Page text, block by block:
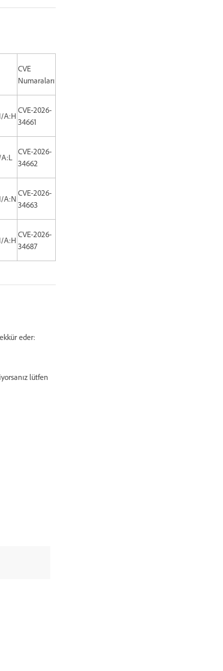
CVE
Numaraları
A:H
CVE-2026-
34661
CVE-2026-
34662
A:N
CVE-2026-
34663
A:H
CVE-2026-
34687
eder:
lütfen